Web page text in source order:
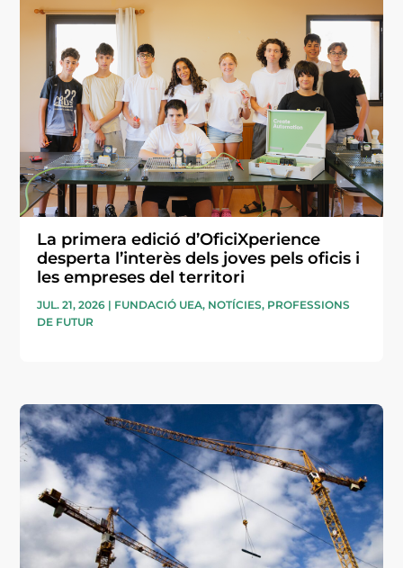
La primera edició d’OficiXperience
desperta l’interès dels joves pels oficis i
les empreses del territori
JUL. 21, 2026 | FUNDACIÓ UEA, NOTÍCIES, PROFESSIONS
DE FUTUR